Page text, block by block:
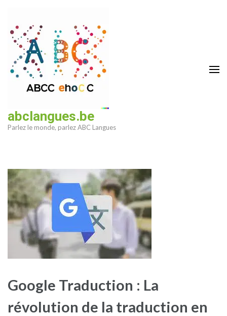
contenu
(Pressez
Entrée)
abclangues.be
Parlez le monde, parlez ABC Langues
Google Traduction : La
révolution de la traduction en